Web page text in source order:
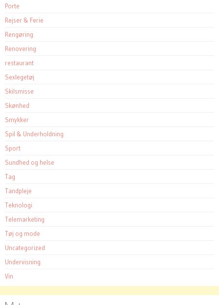
Porte
Rejser & Ferie
Rengøring
Renovering
restaurant
Sexlegetøj
Skilsmisse
Skønhed
Smykker
Spil & Underholdning
Sport
Sundhed og helse
Tag
Tandpleje
Teknologi
Telemarketing
Tøj og mode
Uncategorized
Undervisning
Vin